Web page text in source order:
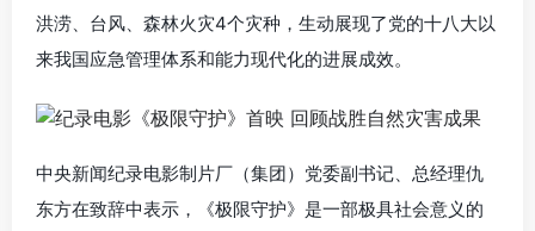
洪涝、台风、森林火灾4个灾种，生动展现了党的十八大以
来我国应急管理体系和能力现代化的进展成效。
中央新闻纪录电影制片厂（集团）党委副书记、总经理仇
东方在致辞中表示，《极限守护》是一部极具社会意义的